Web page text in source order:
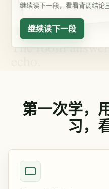
继续读下一段，看看背调结论
继续读下一段
第一次学，
习，